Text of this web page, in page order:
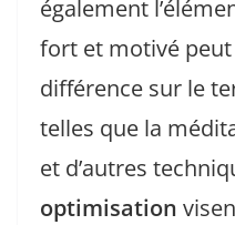
également
fort et motivé
différence sur le
telles que la
et d’autres
optimisation